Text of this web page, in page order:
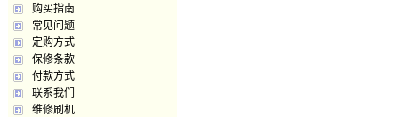
购买指南
常见问题
定购方式
保修条款
付款方式
联系我们
维修刷机